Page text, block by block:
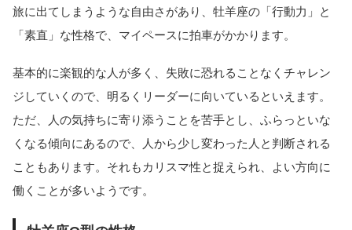
旅に出てしまうような自由さがあり、牡羊座の「行動力」と
「素直」な性格で、マイペースに拍車がかかります。
基本的に楽観的な人が多く、失敗に恐れることなくチャレン
ジしていくので、明るくリーダーに向いているといえます。
ただ、人の気持ちに寄り添うことを苦手とし、ふらっといな
くなる傾向にあるので、人から少し変わった人と判断される
こともあります。それもカリスマ性と捉えられ、よい方向に
働くことが多いようです。